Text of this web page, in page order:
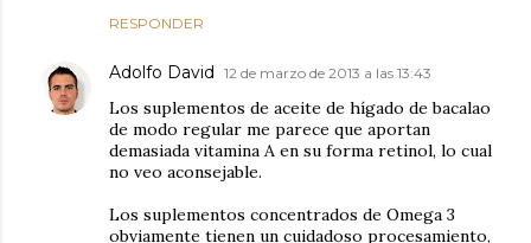
RESPONDER
Adolfo David 12 de marzo de 2013 a las 13:43
Los suplementos de aceite de hígado de bacalao
de modo regular me parece que aportan
demasiada vitamina A en su forma retinol, lo cual
no veo aconsejable.
Los suplementos concentrados de Omega 3
obviamente tienen un cuidadoso procesamiento,